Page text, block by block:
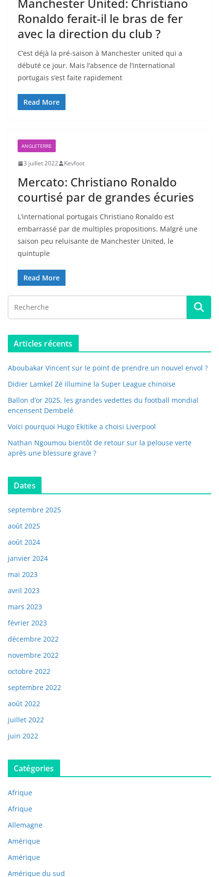
Manchester United: Christiano
Ronaldo ferait-il le bras de fer
avec la direction du club ?
C’est déjà la pré-saison à Manchester united qui a
débuté ce jour. Mais l’absence de l’international
portugais s’est faite rapidement
Read More
ANGLETERRE
3 juillet 2022 Kevfoot
Mercato: Christiano Ronaldo
courtisé par de grandes écuries
L’international portugais Christiano Ronaldo est
embarrassé par de multiples propositions. Malgré une
saison peu reluisante de Manchester United, le
quintuple
Read More
Articles récents
Aboubakar Vincent sur le point de prendre un nouvel envol ?
Didier Lamkel Zé illumine la Super League chinoise
Ballon d’or 2025, les grandes vedettes du football mondial
encensent Dembelé
Voici pourquoi Hugo Ekitike a choisi Liverpool
Nathan Ngoumou bientôt de retour sur la pelouse verte
après une blessure grave ?
Dates
septembre 2025
août 2025
août 2024
janvier 2024
mai 2023
avril 2023
mars 2023
février 2023
décembre 2022
novembre 2022
octobre 2022
septembre 2022
août 2022
juillet 2022
juin 2022
Catégories
Afrique
Afrique
Allemagne
Amérique
Amérique
Amérique du sud